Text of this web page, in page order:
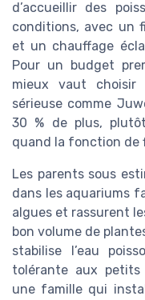
d’accueillir des
conditions, avec un
et un chauffage
Pour un budget
mieux vaut
sérieuse comme
30 % de plus,
quand la fonction de
Les parents sous
dans les aquariums
algues et rassurent
bon volume de
stabilise l’eau
tolérante aux petits
une famille qui